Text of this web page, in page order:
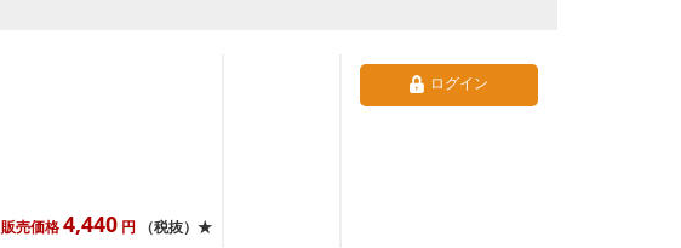
販売価格 4,440 円 （税抜）★
ログイン